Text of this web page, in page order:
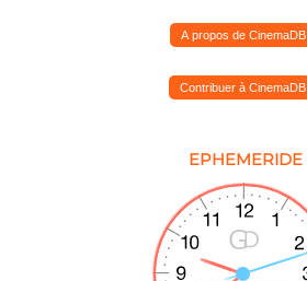
A propos de CinemaDB
Contribuer à CinemaDB
EPHEMERIDE